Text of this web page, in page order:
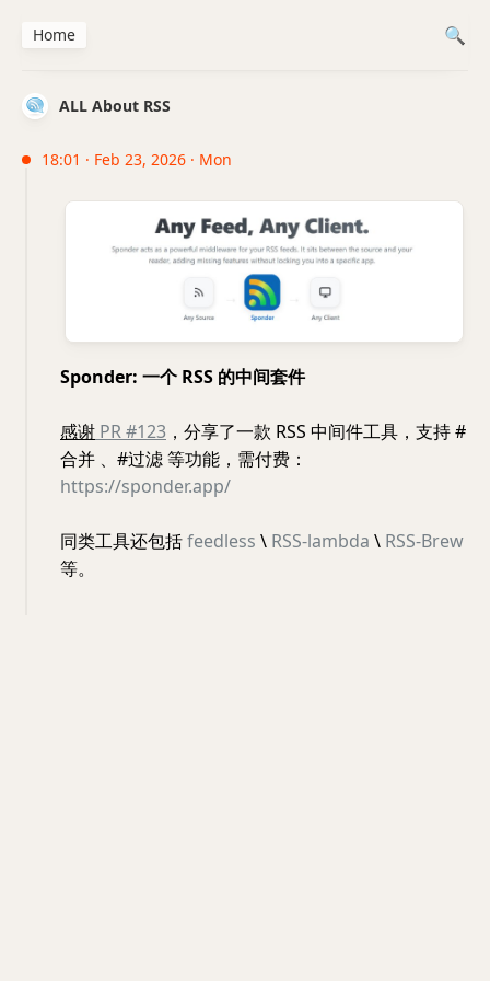
ALL About RSS
18:01 · Feb 23, 2026 · Mon
Sponder: 一个 RSS 的中间套件
感谢 PR #123 ，分享了一款 RSS 中间件工具，支持 #
合并 、#过滤 等功能，需付费：
https://sponder.app/
同类工具还包括feedless \ RSS-lambda \ RSS-Brew
等。
Home